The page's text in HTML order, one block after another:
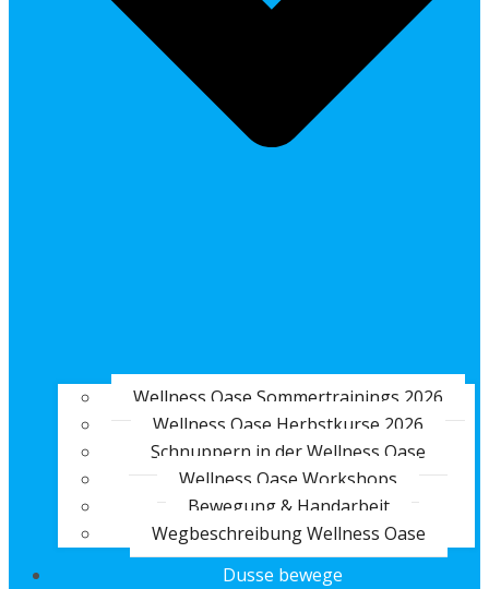
Wellness Oase Sommertrainings 2026
Wellness Oase Herbstkurse 2026
Schnuppern in der Wellness Oase
Wellness Oase Workshops
Bewegung & Handarbeit
Wegbeschreibung Wellness Oase
Dusse bewege